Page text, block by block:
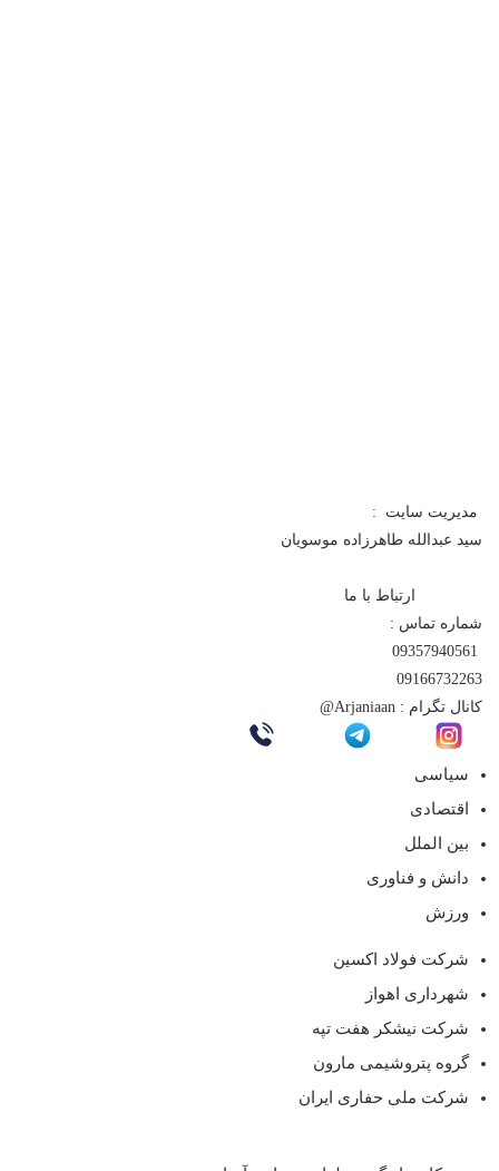
مدیریت سایت :
سید عبدالله طاهرزاده موسویان
ارتباط با ما
شماره تماس :
09166732263
کانال تگرام : Arjaniaan@
سیاسی
اقتصادی
بین الملل
دانش و فناوری
ورزش
شرکت فولاد اکسین
شهرداری اهواز
شرکت نیشکر هفت تپه
گروه پتروشیمی مارون
شرکت ملی حفاری ایران